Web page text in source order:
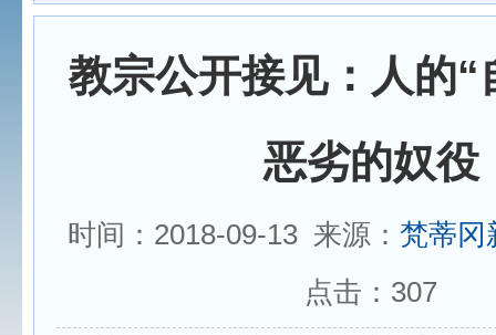
教宗公开接见：人的“
恶劣的奴役
时间：2018-09-13 来源： 梵蒂冈
点击： 307